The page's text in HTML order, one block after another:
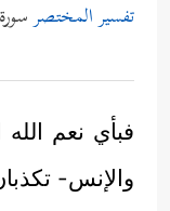
تفسير المختصرسورة
فبأي نعم
والإنس-